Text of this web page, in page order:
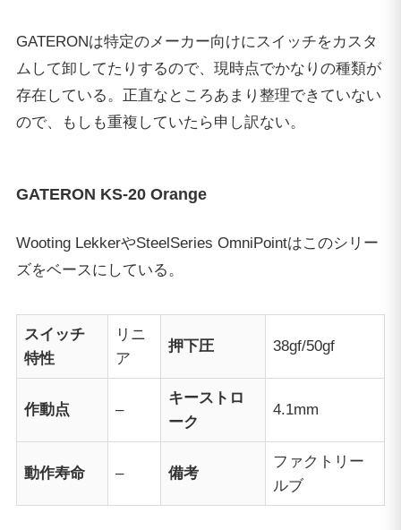
GATERONは特定のメーカー向けにスイッチをカスタ
ムして卸してたりするので、現時点でかなりの種類が
存在している。正直なところあまり整理できていない
ので、もしも重複していたら申し訳ない。
GATERON KS-20 Orange
Wooting LekkerやSteelSeries OmniPointはこのシリー
ズをベースにしている。
スイッチ
特性
リニ
ア
押下圧 38gf/50gf
作動点 –
キーストロ
ーク
4.1mm
動作寿命 – 備考
ファクトリー
ルブ